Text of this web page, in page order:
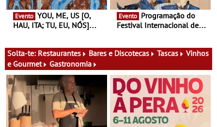
Evento
HAU, ITA; TU, EU, NÓS]
13 de Dezembro
Evento
Festival Internacional de
29 de Agosto
Solta-te: Restaurantes Bares e Discotecas Tascas
Vinhos
e Gourmet
Gastronomia